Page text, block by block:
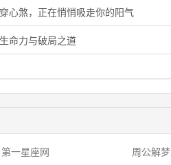
心煞，正在悄悄吸走你的阳气
命力与破局之道
第一星座网 周公解梦